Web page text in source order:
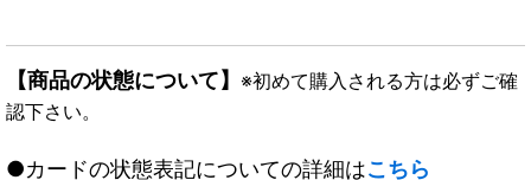
【商品の状態について】 ※初めて購入される方は必ずご確
認下さい。
●カードの状態表記についての詳細はこちら